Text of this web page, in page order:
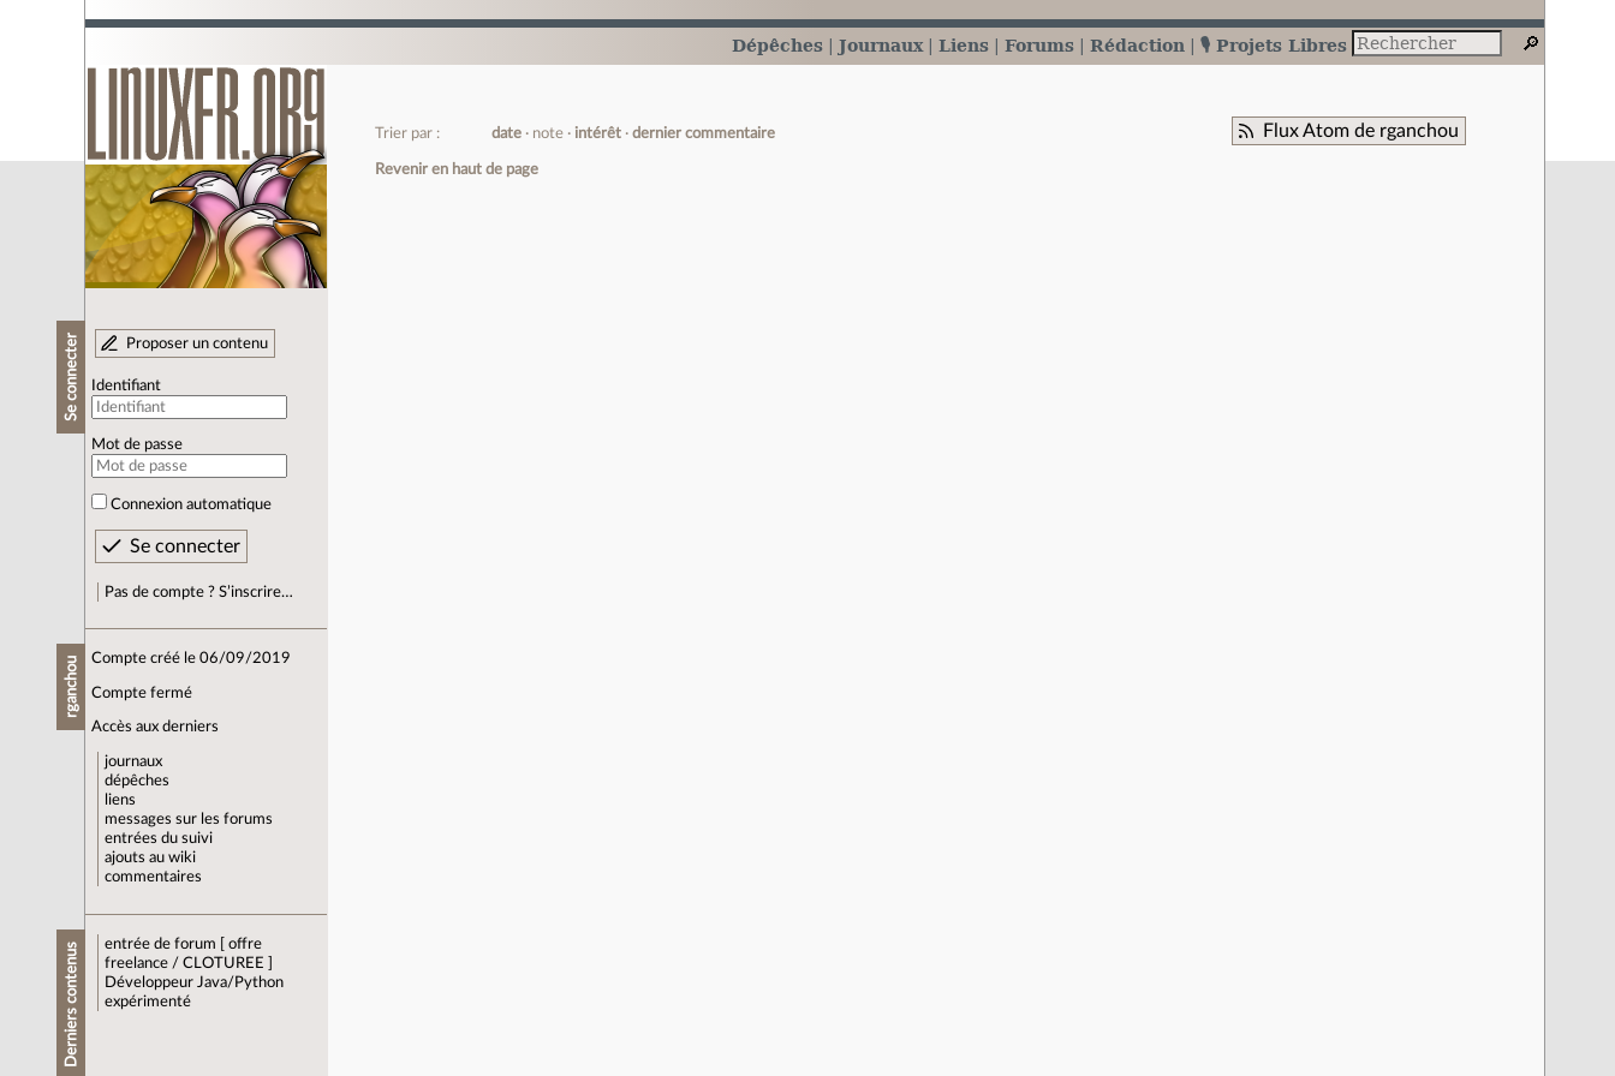
Dépêches Journaux Liens Forums Rédaction 🎙️ Projets Libres
Se connecter Proposer un contenu
Identifiant
Mot de passe
Connexion automatique
Pas de compte ? S’inscrire…
rganchou Compte créé le 06/09/2019
Compte fermé
Accès aux derniers
journaux
dépêches
liens
messages sur les forums
entrées du suivi
ajouts au wiki
commentaires
Derniers contenus entrée de forum
[ offre
freelance / CLOTUREE ]
Développeur Java/Python
expérimenté
Flux Atom de rganchou
Trier par : date note intérêt dernier commentaire
Revenir en haut de page